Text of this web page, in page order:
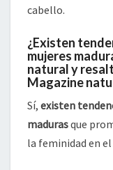
cabello.
¿Existen
mujeres
natural y
Magazine
Sí, existen
madurasque
la feminidad en el